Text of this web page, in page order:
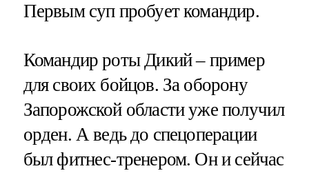
Первым суп пробует командир.
Командир роты Дикий – пример
для своих бойцов. За оборону
Запорожской области уже получил
орден. А ведь до спецоперации
был фитнес-тренером. Он и сейчас